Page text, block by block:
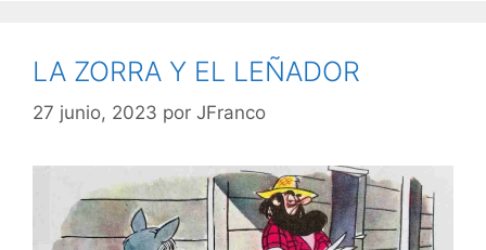
LA ZORRA Y EL LEÑADOR
27 junio, 2023 por JFranco